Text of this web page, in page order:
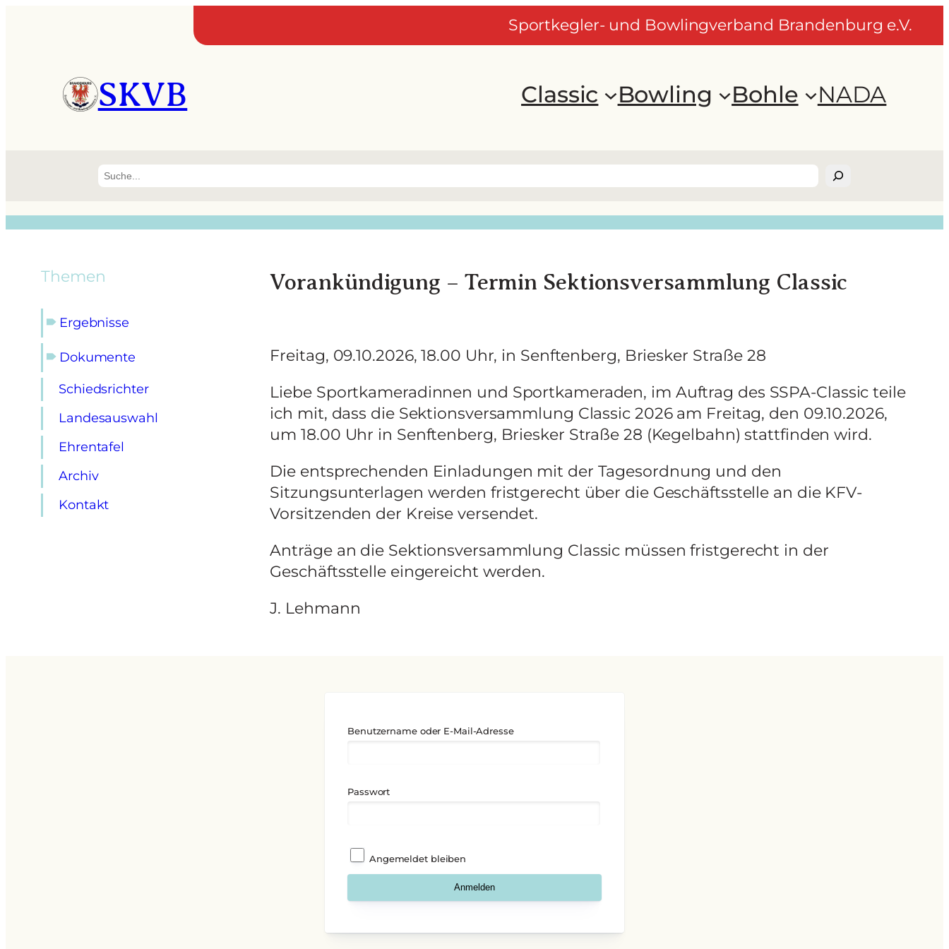
Sportkegler- und Bowlingverband Brandenburg e.V.
SKVB Classic Bowling Bohle NADA
Suchen
Themen
🠶 Ergebnisse
🠶 Dokumente
Schiedsrichter
Landesauswahl
Ehrentafel
Archiv
Kontakt
Vorankündigung – Termin Sektionsversammlung Classic
Freitag, 09.10.2026, 18.00 Uhr, in Senftenberg, Briesker Straße 28
Liebe Sportkameradinnen und Sportkameraden, im Auftrag des SSPA-Classic teile
ich mit, dass die Sektionsversammlung Classic 2026 am Freitag, den 09.10.2026,
um 18.00 Uhr in Senftenberg, Briesker Straße 28 (Kegelbahn) stattfinden wird.
Die entsprechenden Einladungen mit der Tagesordnung und den
Sitzungsunterlagen werden fristgerecht über die Geschäftsstelle an die KFV-
Vorsitzenden der Kreise versendet.
Anträge an die Sektionsversammlung Classic müssen fristgerecht in der
Geschäftsstelle eingereicht werden.
J. Lehmann
Benutzername oder E-Mail-Adresse
Passwort
Angemeldet bleiben